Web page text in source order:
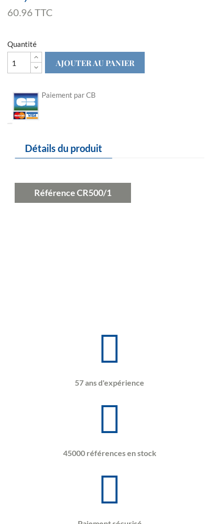
60.96 TTC
Quantité
AJOUTER AU PANIER
Paiement par CB
Détails du produit
RéférenceCR500/1
57 ans d'expérience
45000 références en stock